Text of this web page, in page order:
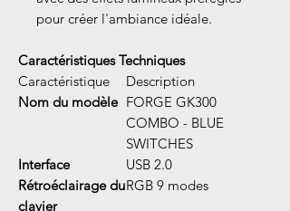
pour créer l'ambiance idéale.
Caractéristiques Techniques
Caractéristique
Description
Nom du modèle FORGE GK300
COMBO - BLUE
SWITCHES
Interface
USB 2.0
Rétroéclairage du
clavier
RGB 9 modes